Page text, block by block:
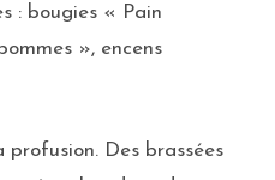
: bougies « Pain
», encens
profusion. Des brassées